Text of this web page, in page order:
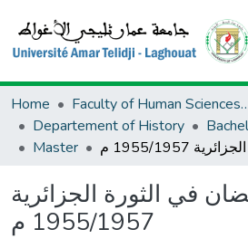
Home
Faculty of Human Sciences
Departement of History
Master
في الثورة الجزائرية
1955/1957 م